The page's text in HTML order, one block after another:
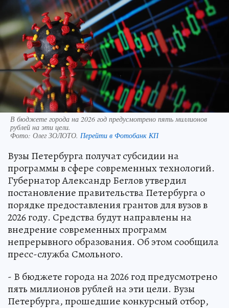
В бюджете города на 2026 год предусмотрено пять миллионов
рублей на эти цели.
Фото: Олег ЗОЛОТО. Перейти в Фотобанк КП
Вузы Петербурга получат субсидии на
программы в сфере современных технологий.
Губернатор Александр Беглов утвердил
постановление правительства Петербурга о
порядке предоставления грантов для вузов в
2026 году. Средства будут направлены на
внедрение современных программ
непрерывного образования. Об этом сообщила
пресс-служба Смольного.
- В бюджете города на 2026 год предусмотрено
пять миллионов рублей на эти цели. Вузы
Петербурга, прошедшие конкурсный отбор,